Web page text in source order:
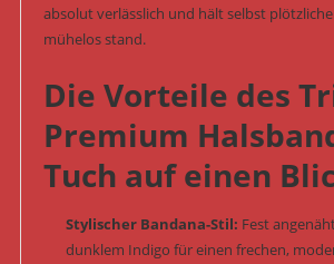
absolut verlässlich und hält selbst
mühelos stand.
Die Vorteile des
Premium
Tuch auf einen
Stylischer Bandana-Stil: Fest
dunklem Indigo für einen frechen,